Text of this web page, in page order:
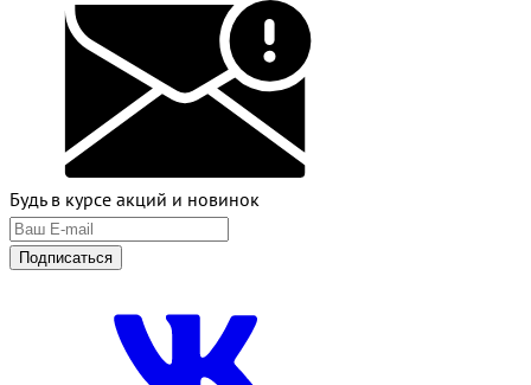
Будь в курсе акций и новинок
Подписаться